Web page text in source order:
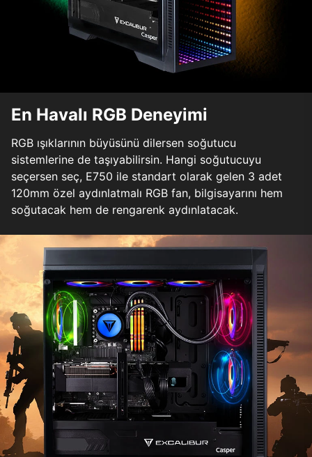
En Havalı RGB Deneyimi
RGB ışıklarının büyüsünü dilersen soğutucu
sistemlerine de taşıyabilirsin. Hangi soğutucuyu
seçersen seç, E750 ile standart olarak gelen 3 adet
120mm özel aydınlatmalı RGB fan, bilgisayarını hem
soğutacak hem de rengarenk aydınlatacak.